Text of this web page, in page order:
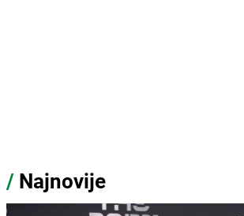
/ Najnovije